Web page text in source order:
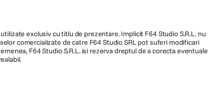
exclusiv cu titlu de prezentare. Implicit F64 Studio S.R.L. nu
comercializate de catre F64 Studio SRL pot suferi modificari
F64 Studio S.R.L. isi rezerva dreptul de a corecta eventuale